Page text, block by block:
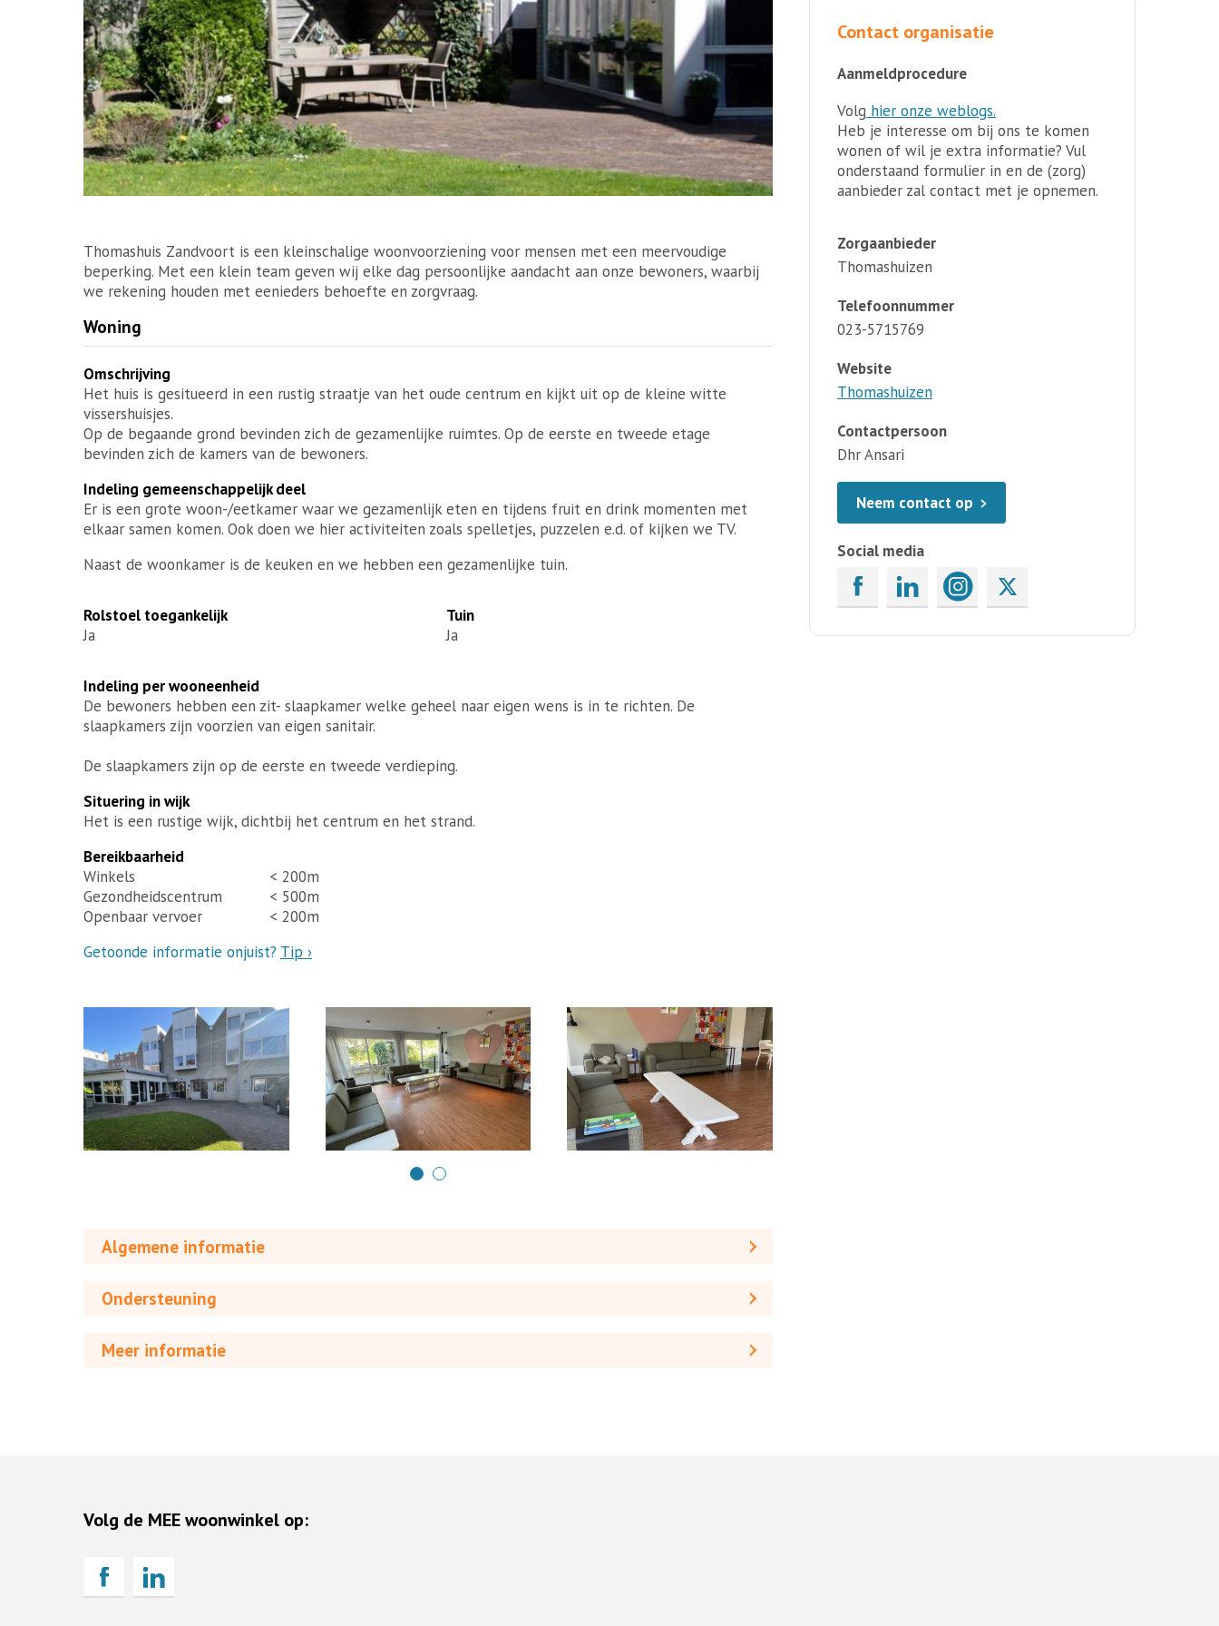
Thomashuis Zandvoort is een kleinschalige woonvoorziening voor mensen met een meervoudige
beperking. Met een klein team geven wij elke dag persoonlijke aandacht aan onze bewoners, waarbij
we rekening houden met eenieders behoefte en zorgvraag.
Woning
Omschrijving
Het huis is gesitueerd in een rustig straatje van het oude centrum en kijkt uit op de kleine witte
vissershuisjes.
Op de begaande grond bevinden zich de gezamenlijke ruimtes. Op de eerste en tweede etage
bevinden zich de kamers van de bewoners.
Indeling gemeenschappelijk deel
Er is een grote woon-/eetkamer waar we gezamenlijk eten en tijdens fruit en drink momenten met
elkaar samen komen. Ook doen we hier activiteiten zoals spelletjes, puzzelen e.d. of kijken we TV.
Naast de woonkamer is de keuken en we hebben een gezamenlijke tuin.
Rolstoel toegankelijk
Ja
Tuin
Ja
Indeling per wooneenheid
De bewoners hebben een zit- slaapkamer welke geheel naar eigen wens is in te richten. De
slaapkamers zijn voorzien van eigen sanitair.
De slaapkamers zijn op de eerste en tweede verdieping.
Situering in wijk
Het is een rustige wijk, dichtbij het centrum en het strand.
Bereikbaarheid
Winkels
< 200m
Gezondheidscentrum
< 500m
Openbaar vervoer
< 200m
Getoonde informatie onjuist? Tip ›
Algemene informatie
Ondersteuning
Meer informatie
Contact organisatie
Aanmeldprocedure
Volg hier onze weblogs.
Heb je interesse om bij ons te komen
wonen of wil je extra informatie? Vul
onderstaand formulier in en de (zorg)
aanbieder zal contact met je opnemen.
Zorgaanbieder
Thomashuizen
Telefoonnummer
023-5715769
Website
Thomashuizen
Contactpersoon
Dhr Ansari
Neem contact op
Social media
Volg de MEE woonwinkel op: